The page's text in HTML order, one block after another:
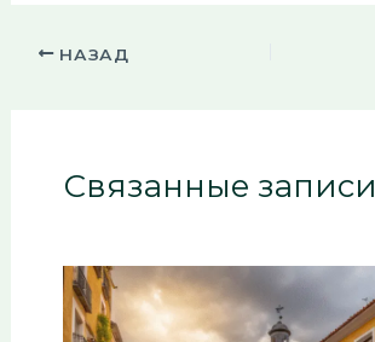
НАЗАД
Связанные записи